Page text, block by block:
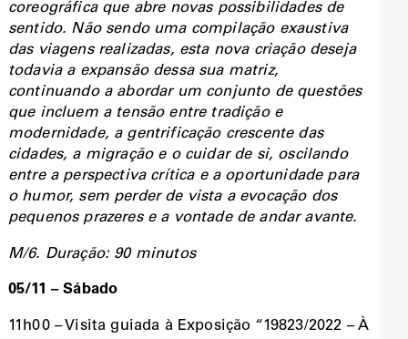
coreográfica que abre novas possibilidades de
sentido. Não sendo uma compilação exaustiva
das viagens realizadas, esta nova criação deseja
todavia a expansão dessa sua matriz,
continuando a abordar um conjunto de questões
que incluem a tensão entre tradição e
modernidade, a gentrificação crescente das
cidades, a migração e o cuidar de si, oscilando
entre a perspectiva crítica e a oportunidade para
o humor, sem perder de vista a evocação dos
pequenos prazeres e a vontade de andar avante.
M/6. Duração: 90 minutos
05/11 – Sábado
11h00 – Visita guiada à Exposição “19823/2022 – À